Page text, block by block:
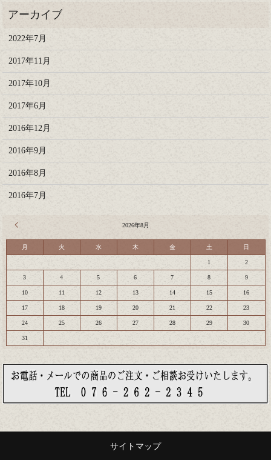
2022年7月
2017年11月
2017年10月
2017年6月
2016年12月
2016年9月
2016年8月
2016年7月
2026年8月
月 火 水 木 金 土 日
1 2
3 4 5 6 7 8 9
10 11 12 13 14 15 16
17 18 19 20 21 22 23
24 25 26 27 28 29 30
31
サイトマップ